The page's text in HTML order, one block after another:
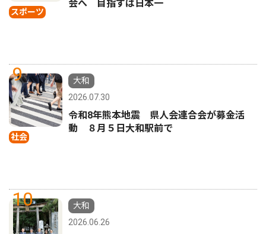
スポーツ
会へ 目指すは日本一
9
社会
大和
2026.07.30
令和8年熊本地震 県人会連合会が募金活
動 ８月５日大和駅前で
10
大和
2026.06.26